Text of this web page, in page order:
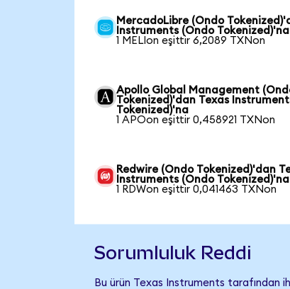
MercadoLibre (Ondo
Instruments (Ondo Tokenized)'na
1 MELIon eşittir 6,2089 TXNon
Apollo Global Management
Tokenized)'dan Texas
Tokenized)'na
1 APOon eşittir 0,458921 TXNon
Redwire (Ondo Tokenized)'dan
Instruments (Ondo Tokenized)'na
1 RDWon eşittir 0,041463 TXNon
Sorumluluk Reddi
Bu ürün Texas Instruments tarafından